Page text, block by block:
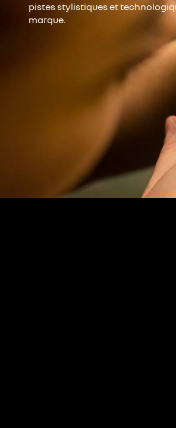
pistes stylistiques et
marque.